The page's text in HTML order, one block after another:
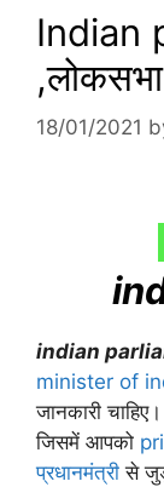
Indian
18/01/2021
indian
minister of
जानकारी
जिसमें आपको
प्रधानमंत्रीसे